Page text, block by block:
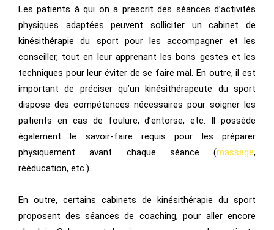
Les patients à qui on a prescrit des séances d’activités
physiques adaptées peuvent solliciter un cabinet de
kinésithérapie du sport pour les accompagner et les
conseiller, tout en leur apprenant les bons gestes et les
techniques pour leur éviter de se faire mal. En outre, il est
important de préciser qu’un kinésithérapeute du sport
dispose des compétences nécessaires pour soigner les
patients en cas de foulure, d’entorse, etc. Il possède
également le savoir-faire requis pour les préparer
physiquement avant chaque séance (massage,
rééducation, etc.).
En outre, certains cabinets de kinésithérapie du sport
proposent des séances de coaching, pour aller encore